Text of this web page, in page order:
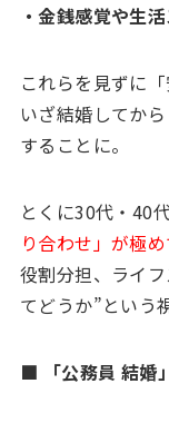
・金銭感覚や生
これらを見ずに
いざ結婚してか
することに。
とくに30代・40
り合わせ」が極
役割分担、ライ
てどうか”という
■ 「公務員 結婚